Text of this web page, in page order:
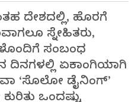
ದೇಶದಲ್ಲಿ, ಹೊರಗೆ
ಸ್ನೇಹಿತರು,
ಸಂಬಂಧ
ದಿನಗಳಲ್ಲಿ ಏಕಾಂಗಿಯಾಗಿ
‘ಸೊಲೋ ಡೈನಿಂಗ್’
ಒಂದಷ್ಟು